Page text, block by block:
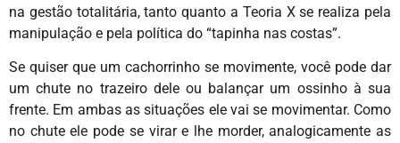
na gestão totalitária, tanto quanto a Teoria X se realiza pela
manipulação e pela política do “tapinha nas costas”.
Se quiser que um cachorrinho se movimente, você pode dar
um chute no trazeiro dele ou balançar um ossinho à sua
frente. Em ambas as situações ele vai se movimentar. Como
no chute ele pode se virar e lhe morder, analogicamente as